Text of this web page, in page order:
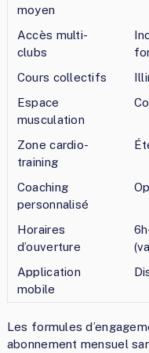
moyen
Accès multi-
clubs
Cours collectifs
Espace
musculation
Zone cardio-
training
Coaching
personnalisé
Horaires
d’ouverture
Application
mobile
Les formules
abonnement mensuel